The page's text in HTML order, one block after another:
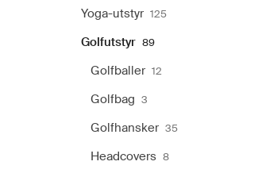
Yoga-utstyr 125
Golfutstyr 89
Golfballer 12
Golfbag 3
Golfhansker 35
Headcovers 8